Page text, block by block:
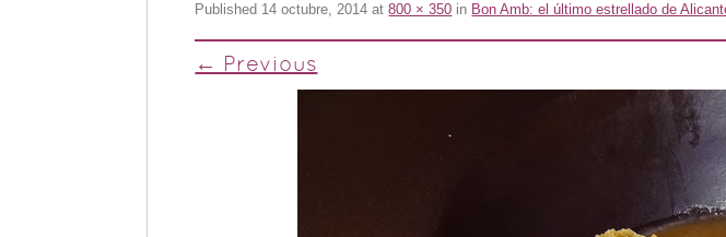
Published 14 octubre, 2014 at800 × 350 in Bon Amb: el último estrellado de
← Previous